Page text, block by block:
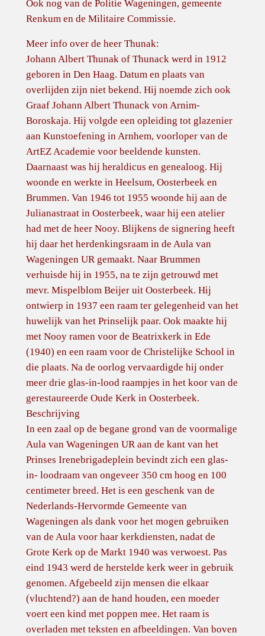
Ook nog van de Politie Wageningen, gemeente
Renkum en de Militaire Commissie.
Meer info over de heer Thunak:
Johann Albert Thunak of Thunack werd in 1912
geboren in Den Haag. Datum en plaats van
overlijden zijn niet bekend. Hij noemde zich ook
Graaf Johann Albert Thunack von Arnim-
Boroskaja. Hij volgde een opleiding tot glazenier
aan Kunstoefening in Arnhem, voorloper van de
ArtEZ Academie voor beeldende kunsten.
Daarnaast was hij heraldicus en genealoog. Hij
woonde en werkte in Heelsum, Oosterbeek en
Brummen. Van 1946 tot 1955 woonde hij aan de
Julianastraat in Oosterbeek, waar hij een atelier
had met de heer Nooy. Blijkens de signering heeft
hij daar het herdenkingsraam in de Aula van
Wageningen UR gemaakt. Naar Brummen
verhuisde hij in 1955, na te zijn getrouwd met
mevr. Mispelblom Beijer uit Oosterbeek. Hij
ontwierp in 1937 een raam ter gelegenheid van het
huwelijk van het Prinselijk paar. Ook maakte hij
met Nooy ramen voor de Beatrixkerk in Ede
(1940) en een raam voor de Christelijke School in
die plaats. Na de oorlog vervaardigde hij onder
meer drie glas-in-lood raampjes in het koor van de
gerestaureerde Oude Kerk in Oosterbeek.
Beschrijving
In een zaal op de begane grond van de voormalige
Aula van Wageningen UR aan de kant van het
Prinses Irenebrigadeplein bevindt zich een glas-
in- loodraam van ongeveer 350 cm hoog en 100
centimeter breed. Het is een geschenk van de
Nederlands-Hervormde Gemeente van
Wageningen als dank voor het mogen gebruiken
van de Aula voor haar kerkdiensten, nadat de
Grote Kerk op de Markt 1940 was verwoest. Pas
eind 1943 werd de herstelde kerk weer in gebruik
genomen. Afgebeeld zijn mensen die elkaar
(vluchtend?) aan de hand houden, een moeder
voert een kind met poppen mee. Het raam is
overladen met teksten en afbeeldingen. Van boven